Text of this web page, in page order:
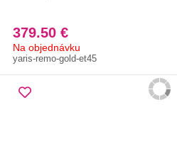
379.50 €
Na objednávku
yaris-remo-gold-et45